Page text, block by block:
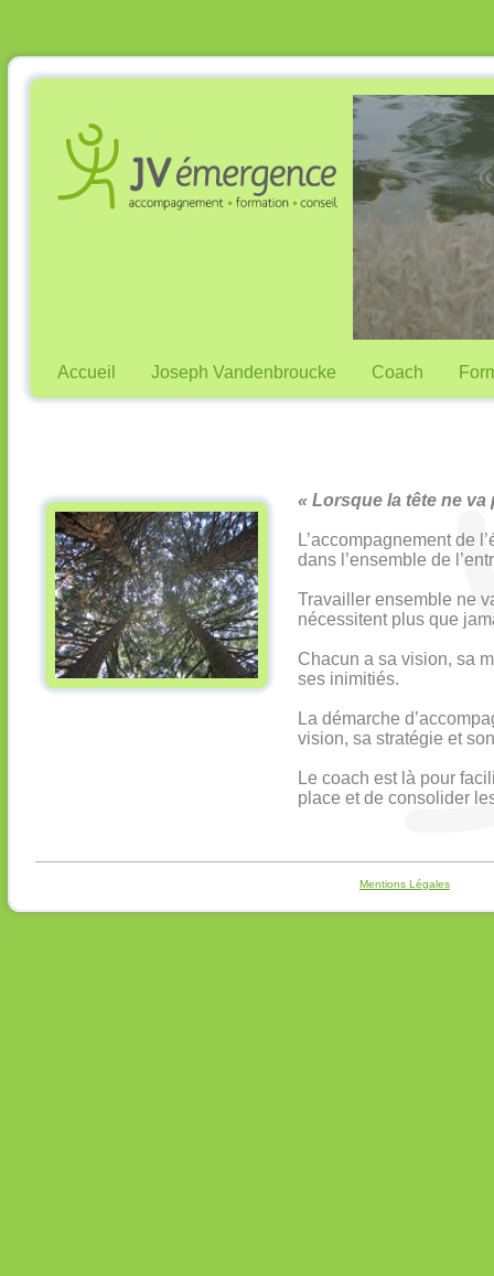
Accueil Joseph Vandenbroucke Coach
« Lorsque la tête ne va
L’accompagnement de
dans l’ensemble de
Travailler ensemble ne
nécessitent plus que
Chacun a sa vision, sa
ses inimitiés.
La démarche
vision, sa stratégie et
Le coach est là pour
place et de consolider
Mentions Légales